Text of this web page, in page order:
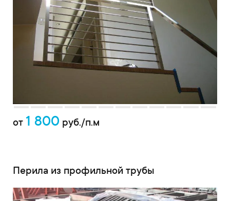
от 1 800 руб./п.м
Перила из профильной трубы